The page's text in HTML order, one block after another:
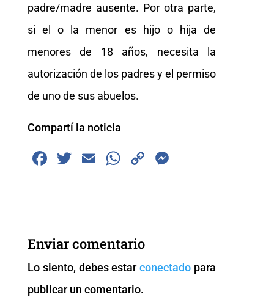
padre/madre ausente. Por otra parte,
si el o la menor es hijo o hija de
menores de 18 años, necesita la
autorización de los padres y el permiso
de uno de sus abuelos.
Compartí la noticia
F
b
o
o
k
T
E
W
A
p
p
C
k
er
Enviar comentario
Lo siento, debes estarconectado para
publicar un comentario.